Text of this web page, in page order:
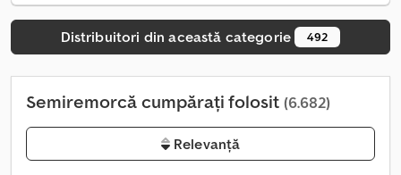
Distribuitori din această categorie 492
Semiremorcă cumpărați folosit (6.682)
Relevanță